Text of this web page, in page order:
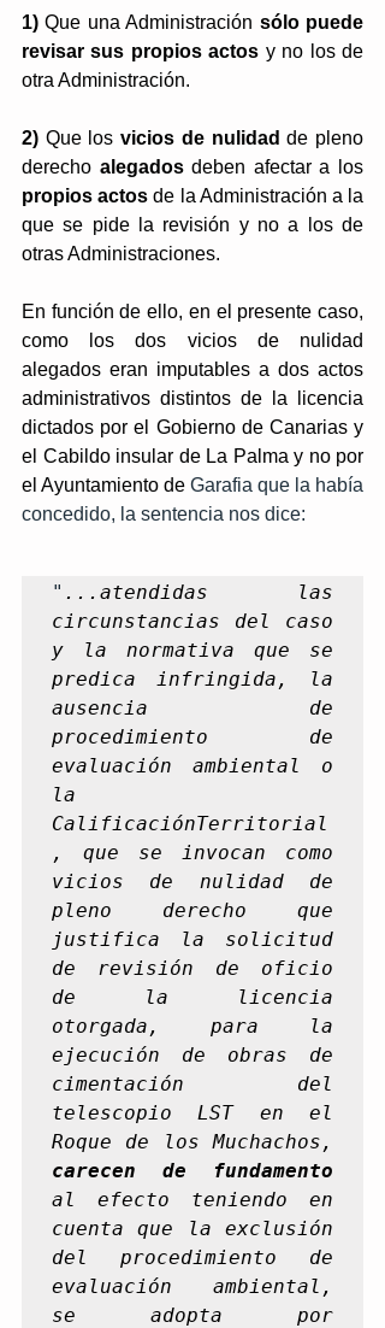
1) Que una Administración sólo puede
revisar sus propios actos y no los de
otra Administración.
2) Que los vicios de nulidad de pleno
derecho alegados
propios actos de la Administración a la
que se pide la revisión y no a los de
otras Administraciones.
En función de ello, en el presente caso,
como los dos vicios de nulidad
alegados eran imputables a dos actos
administrativos distintos de la licencia
dictados por el Gobierno de Canarias y
el Cabildo insular de La Palma y no por
el Ayuntamiento de Garafia que la había
concedido, la sentencia nos dice:
" ...atendidas las
circunstancias del caso
y la normativa que se
predica infringida, la
ausencia de
procedimiento de
evaluación ambiental o
la
CalificaciónTerritorial
, que se invocan como
vicios de nulidad de
pleno derecho que
justifica la solicitud
de revisión de oficio
de la licencia
otorgada, para la
ejecución de obras de
cimentación del
telescopio LST en el
carecen de fundamento
al efecto teniendo en
cuenta que la exclusión
del procedimiento de
evaluación ambiental,
se adopta por